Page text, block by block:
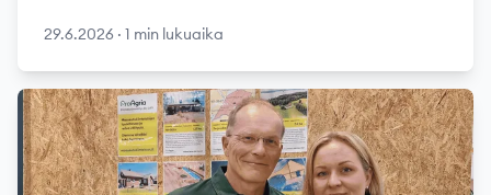
29.6.2026 · 1 min lukuaika